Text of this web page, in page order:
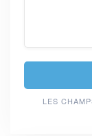
LES